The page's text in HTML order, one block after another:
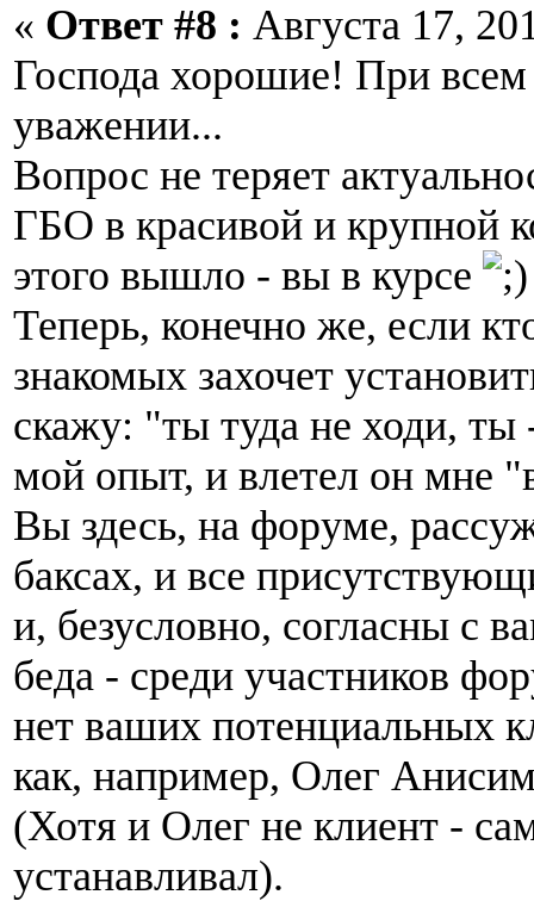
« Ответ #8 : Августа 17,
Господа хорошие! При
уважении...
Вопрос не теряет
ГБО в красивой и крупной
этого вышло - вы в курсе
Теперь, конечно же, если
знакомых захочет
скажу: "ты туда не ходи,
мой опыт, и влетел он мне
Вы здесь, на форуме,
баксах, и все
и, безусловно, согласны с
беда - среди участников
нет ваших потенциальных
как, например, Олег
(Хотя и Олег не клиент -
устанавливал).